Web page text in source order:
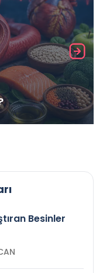
Besinler